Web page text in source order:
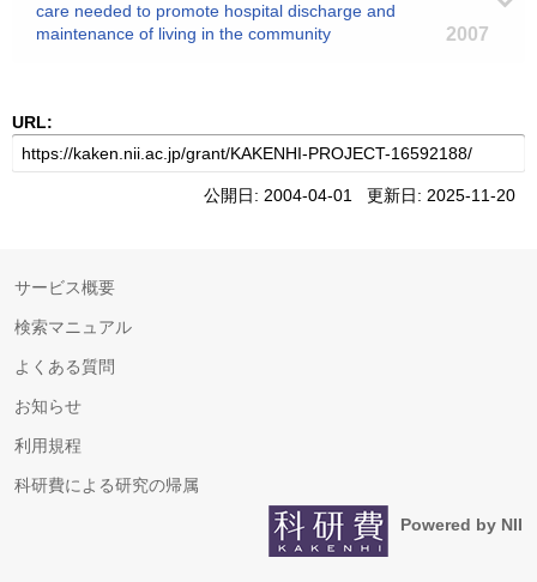
care needed to promote hospital discharge and
maintenance of living in the community
2007
URL:
公開日: 2004-04-01 更新日: 2025-11-20
サービス概要
検索マニュアル
よくある質問
お知らせ
利用規程
科研費による研究の帰属
Powered by NII